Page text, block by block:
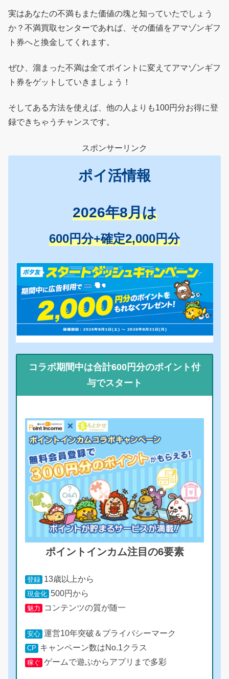
実はあなたの不満もまた価値の塊と知っていたでしょう
か？不満買取センターであれば、その価値をアマゾンギフ
ト券へと換金してくれます。
ぜひ、溜まった不満は全てポイントに変えてアマゾンギフ
ト券をゲットしていきましょう！
そしてある方法を使えば、他の人よりも100円分お得に登
録できちゃうチャンスです。
スポンサーリンク
ポイ活情報
2026年8月は
600円分+確定2,000円分
コラボ期間中は合計600円分のポイント付
与でスタート
ポイントインカム注目の6要素
登録 13歳以上から
現金化 500円から
魅力 コンテンツの質が随一
安心 運営10年突破＆プライバシーマーク
CP キャンペーン数はNo.1クラス
稼ぐ ゲームで遊ぶからアプリまで多彩